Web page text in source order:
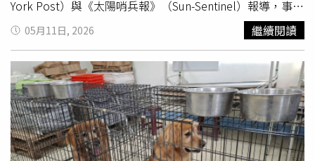
式對羅男提出聯合控告。東莞警方證實，目前羅嫌已被警方
依法扣留，案件正在全力偵辦中；警方也透露，詢問羅男認
養來的狗狗下落，他竟冷血表示，「已經吃掉了」，讓人不
禁痛批「彷彿惡魔在人間」。
York Post）與《太陽哨兵報》（Sun-Sentinel）報導，事件
發生於5月6日。來自佛羅里達州的安東尼，當時正在冰川國
家公園內的布朗山步道（Mount Brown Trail）健行，原本
打算登山欣賞日落，沒想到之後卻失聯。巡邏人員後來在距
離步道起點約2.5英里（約4公里）處，發現安東尼的遺體倒
臥在離步道約50英尺（約15公尺）的林地內。園方指出，
他身上的傷勢與遭熊撕咬攻擊的痕跡高度吻合，目前正式驗
屍結果尚未公布，相關單位仍持續調查事發原因與涉事熊隻
動向。安東尼的父親亞瑟波里歐（Arthur Pollio）受訪時悲
05月11日, 2026 繼續閱讀